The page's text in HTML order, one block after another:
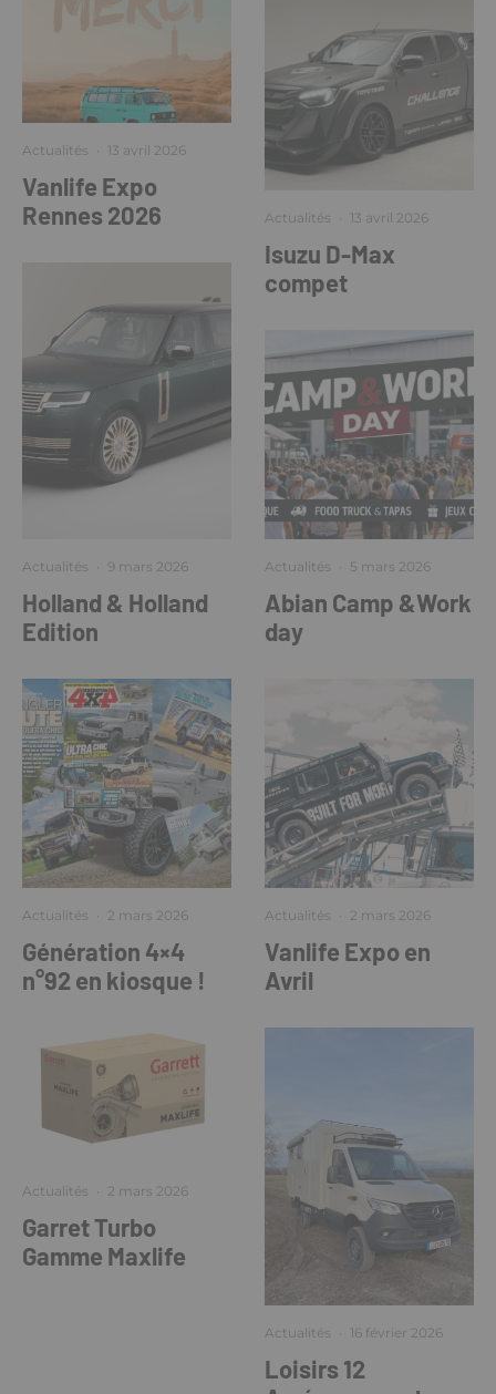
Actualités · 13 avril 2026
Vanlife Expo
Rennes 2026
Actualités · 9 mars 2026
Holland & Holland
Edition
Actualités · 2 mars 2026
Génération 4×4
n°92 en kiosque !
Actualités · 2 mars 2026
Garret Turbo
Gamme Maxlife
Actualités · 13 avril 2026
Isuzu D-Max
compet
Actualités · 5 mars 2026
Abian Camp &Work
day
Actualités · 2 mars 2026
Vanlife Expo en
Avril
Actualités · 16 février 2026
Loisirs 12